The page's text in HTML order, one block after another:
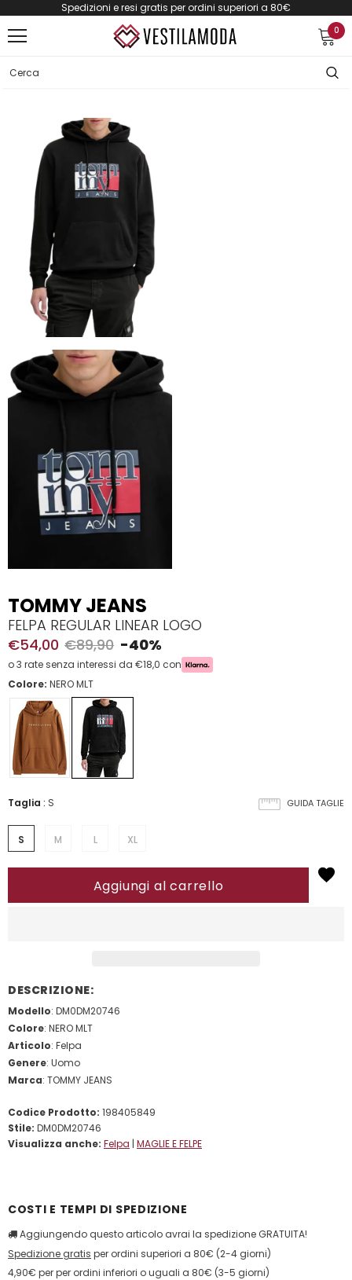
Spedizioni e resi gratis per ordini superiori a 80€
0
TOMMY JEANS
FELPA REGULAR LINEAR LOGO
€54,00 €89,90 -40%
o 3 rate senza interessi da €18,0 con
Colore: NERO MLT
GUIDA TAGLIE
Taglia : S
S M L XL
DESCRIZIONE:
Modello: DM0DM20746
Colore: NERO MLT
Articolo: Felpa
Genere: Uomo
Marca: TOMMY JEANS
Codice Prodotto: 198405849
Stile: DM0DM20746
Visualizza anche: Felpa | MAGLIE E FELPE
COSTI E TEMPI DI SPEDIZIONE
Aggiungendo questo articolo avrai la spedizione GRATUITA!
Spedizione gratis per ordini superiori a 80€ (2-4 giorni)
4,90€ per per ordini inferiori o uguali a 80€ (3-5 giorni)